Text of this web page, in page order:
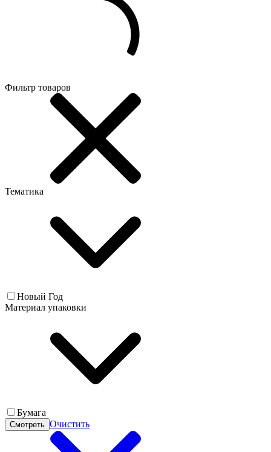
Фильтр товаров
Тематика
Новый Год
Материал упаковки
Бумага
Смотреть Очистить